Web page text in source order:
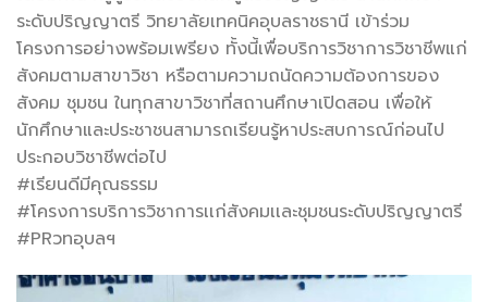
ระดับปริญญาตรี วิทยาลัยเทคนิคอุบลราชธานี เข้าร่วม
โครงการอย่างพร้อมเพรียง ทั้งนี้เพื่อบริการวิชาการวิชาชีพแก่
สังคมตามสาขาวิชา หรือตามความถนัดความต้องการของ
สังคม ชุมชน ในทุกสาขาวิชาที่สถานศึกษาเปิดสอน เพื่อให้
นักศึกษาและประชาชนสามารถเรียนรู้หาประสบการณ์ก่อนไป
ประกอบวิชาชีพต่อไป
#เรียนดีมีคุณธรรม
#โครงการบริการวิชาการเเก่สังคมเเละชุมชนระดับปริญญาตรี
#PRวทอุบลฯ